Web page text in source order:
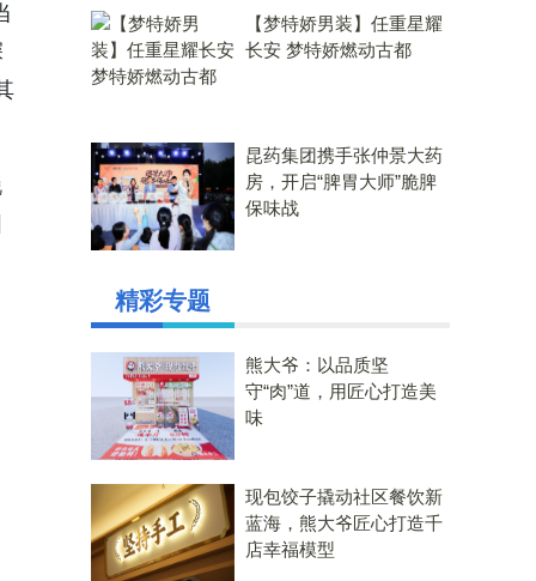
【梦特娇男装】任重星耀
长安 梦特娇燃动古都
昆药集团携手张仲景大药
房，开启“脾胃大师”脆脾
保味战
精彩专题
熊大爷：以品质坚
守“肉”道，用匠心打造美
味
现包饺子撬动社区餐饮新
蓝海，熊大爷匠心打造千
店幸福模型